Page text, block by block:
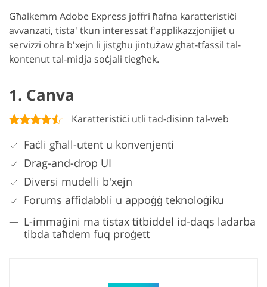
Għalkemm Adobe Express joffri ħafna karatteristiċi
avvanzati, tista' tkun interessat f'applikazzjonijiet u
servizzi oħra b'xejn li jistgħu jintużaw għat-tfassil tal-
kontenut tal-midja soċjali tiegħek.
1. Canva
Karatteristiċi utli tad-disinn tal-web
Faċli għall-utent u konvenjenti
Drag-and-drop UI
Diversi mudelli b'xejn
Forums affidabbli u appoġġ teknoloġiku
L-immaġini ma tistax titbiddel id-daqs ladarba
tibda taħdem fuq proġett